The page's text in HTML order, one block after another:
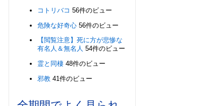
コトリバコ 56件のビュー
危険な好奇心 56件のビュー
【閲覧注意】死に方が悲惨な
有名人＆無名人 54件のビュー
霊と同棲 48件のビュー
邪教 41件のビュー